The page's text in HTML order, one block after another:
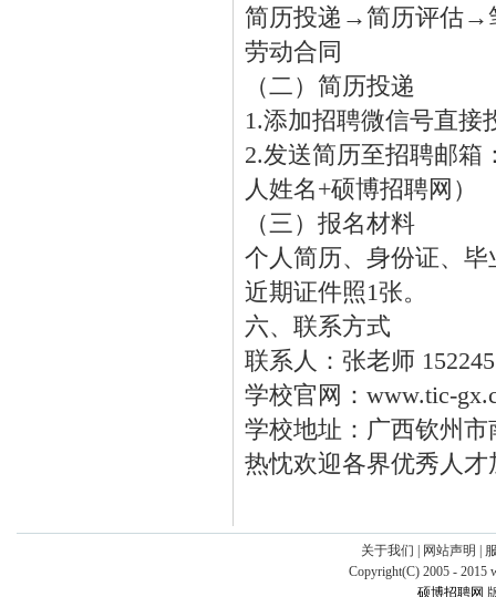
简历投递→简历评估
劳动合同
（二）简历投递
1.添加招聘微信号直接
2.发送简历至招聘邮箱
人姓名+硕博招聘网）
（三）报名材料
个人简历、身份证、
近期证件照1张。
六、联系方式
联系人：张老师
学校官网：www.tic-
学校地址：广西钦州市
热忱欢迎各界优秀人
关于我们 网站声明
Copyright(C) 2005 - 2015
硕博招聘网